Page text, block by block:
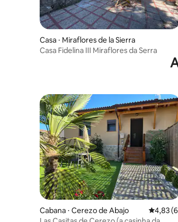
Casa ⋅ Miraflores de la Sierra
Casa Fidelina III Miraflores da Serra
Cabana ⋅ Cerezo de Abajo 4,83 de
4,83